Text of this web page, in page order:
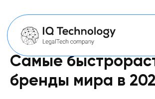
Самые
бренды мира в